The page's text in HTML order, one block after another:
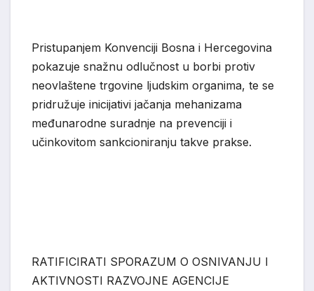
Pristupanjem Konvenciji Bosna i Hercegovina
pokazuje snažnu odlučnost u borbi protiv
neovlaštene trgovine ljudskim organima, te se
pridružuje inicijativi jačanja mehanizama
međunarodne suradnje na prevenciji i
učinkovitom sankcioniranju takve prakse.
RATIFICIRATI SPORAZUM O OSNIVANJU I
AKTIVNOSTI RAZVOJNE AGENCIJE